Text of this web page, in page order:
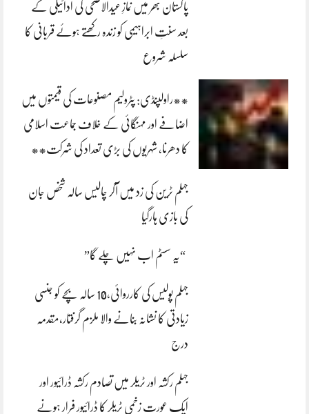
پاکستان بھر میں نمازِ عیدالاضحی کی ادائیگی کے
بعد سنتِ ابراہیمی کو زندہ رکھتے ہوئے قربانی کا
سلسلہ شروع
**راولپنڈی: پٹرولیم مصنوعات کی قیمتوں میں
اضافے اور مہنگائی کے خلاف جماعت اسلامی
کا دھرنا، شہریوں کی بڑی تعداد کی شرکت**
جہلم ٹرین کی زد میں آکر چالیس سالہ شخص جان
کی بازی ہارگیا
“یہ سسٹم اب نہیں چلے گا”
جہلم پولیس کی کارروائی،10 سالہ بچے کو جنسی
زیادتی کا نشانہ بنانے والا ملزم گرفتار،مقدمہ
درج
جہلم رکشہ اور ٹریلر میں تصادم رکشہ ڈرائیور اور
ایک عورت زخمی ٹریلر کا ڈرائیور فرار ہونے